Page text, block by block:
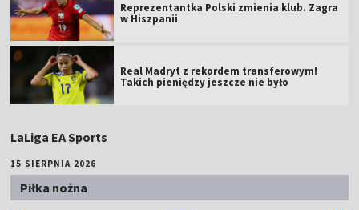
Reprezentantka Polski zmienia klub. Zagra
w Hiszpanii
Real Madryt z rekordem transferowym!
Takich pieniędzy jeszcze nie było
LaLiga EA Sports
15 SIERPNIA 2026
Piłka nożna